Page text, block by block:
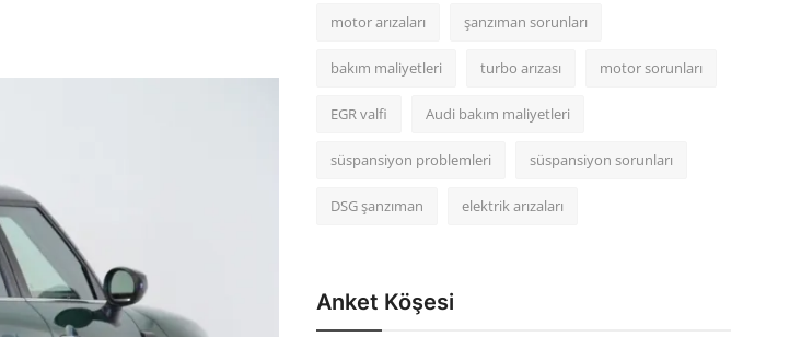
motor arızaları şanzıman sorunları
bakım maliyetleri turbo arızası motor sorunları
EGR valfi Audi bakım maliyetleri
süspansiyon problemleri süspansiyon sorunları
DSG şanzıman elektrik arızaları
Anket Köşesi